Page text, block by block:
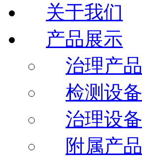
关于我们
产品展示
治理产品
检测设备
治理设备
附属产品